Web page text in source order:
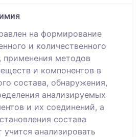
на формирование
и количественного
применения методов
и компонентов в
состава, обнаружения,
анализируемых
и их соединений, а
состава
анализировать